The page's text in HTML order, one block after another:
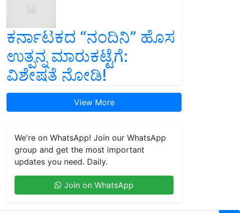
ಕರ್ನಾಟಕದ “ನಂದಿನಿ” ಹೊಸ
ಉತ್ಪನ್ನ ಮಾರುಕಟ್ಟೆಗೆ:
ವಿಶೇಷತೆ ನೋಡಿ!
View More
We're on WhatsApp! Join our WhatsApp
group and get the most important
updates you need. Daily.
Join on WhatsApp